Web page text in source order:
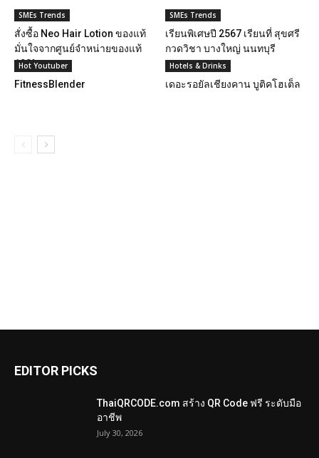
SMEs Trends
สั่งซื้อ Neo Hair Lotion ของแท้
มั่นใจจากศูนย์จำหน่ายของแท้
100%
SMEs Trends
เรียนพิเศษปี 2567 เรียนที่ สุขศรี
กวดวิชา บางใหญ่ นนทบุรี
Hot Youtuber
FitnessBlender
Hotels & Drinks
เดอะรอยัลเชียงคาน บูติคโฮเต็ล
EDITOR PICKS
ThaiQRCODE.com สร้าง QR Code ฟรี ระดับมือ
อาชีพ
July 30, 2026